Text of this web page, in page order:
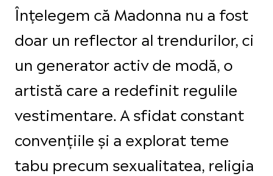
Înțelegem că Madonna nu a fost
doar un reflector al trendurilor, ci
un generator activ de modă, o
artistă care a redefinit regulile
vestimentare. A sfidat constant
convențiile și a explorat teme
tabu precum sexualitatea, religia